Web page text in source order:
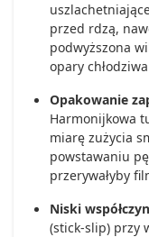
przed rdzą,
podwyższona
opary
Opakowanie
Harmonijkowa
miarę zużycia
powstawaniu
przerywałyby
Niski
(stick-slip) przy